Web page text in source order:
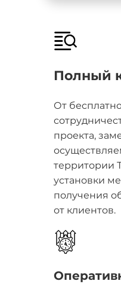
Полный
От
проекта,
территории
установки
получения
от клиентов.